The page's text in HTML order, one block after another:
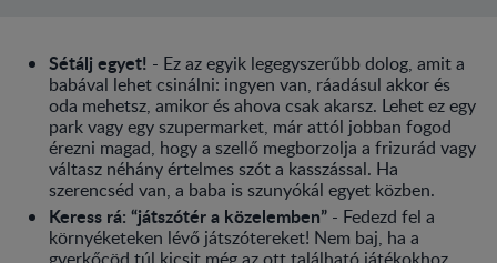
Sétálj egyet! - Ez az egyik legegyszerűbb dolog, amit a
babával lehet csinálni: ingyen van, ráadásul akkor és
oda mehetsz, amikor és ahova csak akarsz. Lehet ez egy
park vagy egy szupermarket, már attól jobban fogod
érezni magad, hogy a szellő megborzolja a frizurád vagy
váltasz néhány értelmes szót a kasszással. Ha
szerencséd van, a baba is szunyókál egyet közben.
Keress rá: “játszótér a közelemben” - Fedezd fel a
környéketeken lévő játszótereket! Nem baj, ha a